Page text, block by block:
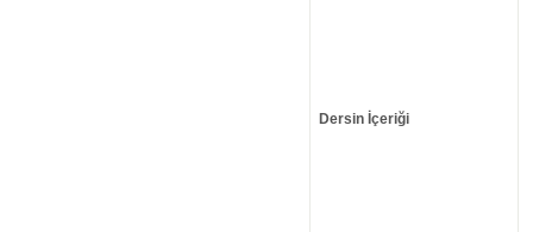
Dersin İçeriği